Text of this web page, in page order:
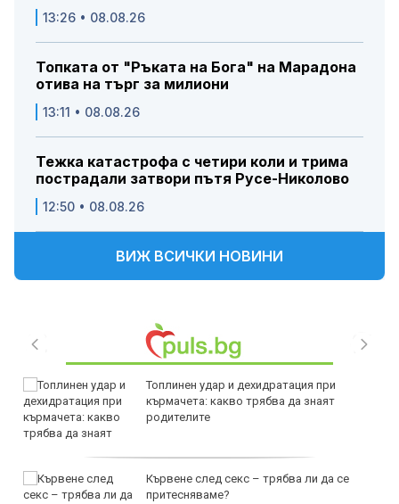
13:26 • 08.08.26
Топката от "Ръката на Бога" на Марадона
отива на търг за милиони
13:11 • 08.08.26
Тежка катастрофа с четири коли и трима
пострадали затвори пътя Русе-Николово
12:50 • 08.08.26
ВИЖ ВСИЧКИ НОВИНИ
Топлинен удар и дехидратация при
кърмачета: какво трябва да знаят
родителите
Кървене след секс – трябва ли да се
притесняваме?